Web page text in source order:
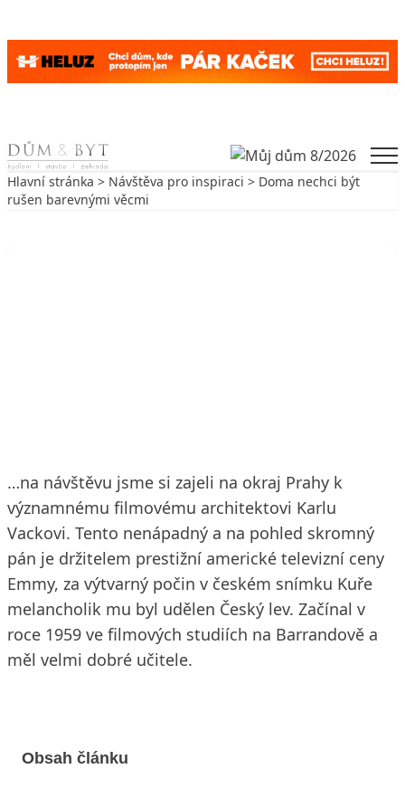
Skip to content
Hlavní stránka > Návštěva pro inspiraci > Doma nechci být
rušen barevnými věcmi
…na návštěvu jsme si zajeli na okraj Prahy k
významnému filmovému architektovi Karlu
Vackovi. Tento nenápadný a na pohled skromný
pán je držitelem prestižní americké televizní ceny
Emmy, za výtvarný počin v českém snímku Kuře
melancholik mu byl udělen Český lev. Začínal v
roce 1959 ve filmových studiích na Barrandově a
měl velmi dobré učitele.
Obsah článku